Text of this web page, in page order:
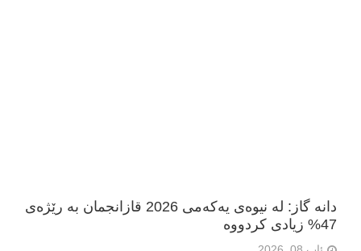
دانە گاز: لە نیوەی یەکەمی 2026 قازانجمان بە رێژەی
47% زیادی کردووە